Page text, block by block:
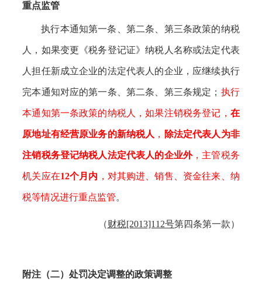
重点监管
执行本通知第一条、第二条、第三条政策的纳税
人，如果变更《税务登记证》纳税人名称或法定代表
人担任新成立企业的法定代表人的企业，应继续执行
完本通知对应的第一条、第二条、第三条规定； 执行
本通知第一条政策的纳税人，如果注销税务登记， 在
原地址有经营原业务的新纳税人 ， 除法定代表人为非
注销税务登记纳税人法定代表人的企业外，主管税务
机关应在12个月内 ，对其购进、销售、资金往来、纳
税等情况进行重点监管。
（财税[2013]112号第四条第一款）
附注（二）处罚决定调整的政策调整